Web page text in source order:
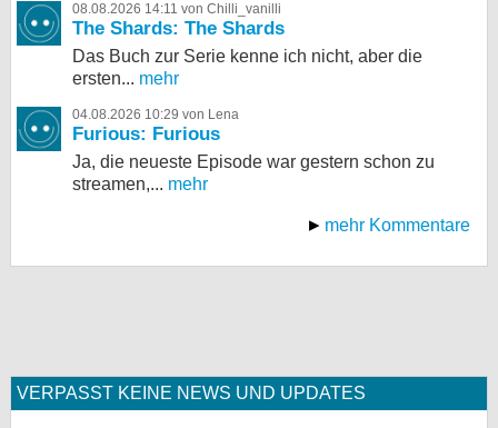
08.08.2026 14:11 von Chilli_vanilli
The Shards: The Shards
Das Buch zur Serie kenne ich nicht, aber die
ersten... mehr
04.08.2026 10:29 von Lena
Furious: Furious
Ja, die neueste Episode war gestern schon zu
streamen,... mehr
mehr Kommentare
VERPASST KEINE NEWS UND UPDATES